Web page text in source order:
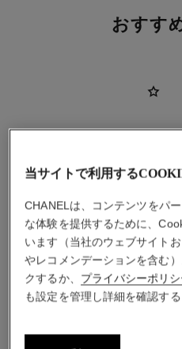
おすす
ココ マドモアゼル
最小サイズの価格
当サイトで利用する
CHANELは、コンテンツをパ
な体験を提供するために、
います（当社のウェブサイト
やレコメンデーションを含む
クするか、 プライバシーポリシ
も設定を管理し詳細を確認する